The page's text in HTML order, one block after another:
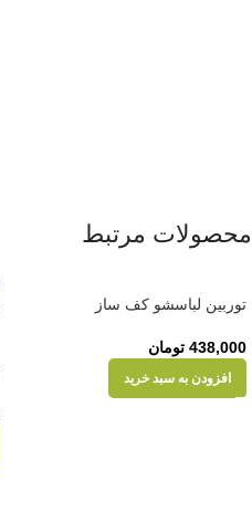
محصولات مرتبط
توربین لباسشو کف ساز
438,000 تومان
افزودن به سبد خرید